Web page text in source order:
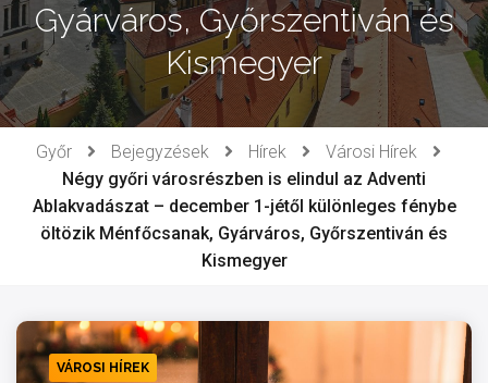
Gyárváros, Győrszentiván és
Kismegyer
Győr Bejegyzések Hírek
Városi Hírek
Négy győri városrészben is elindul az Adventi
Ablakvadászat – december 1-jétől különleges fénybe
öltözik Ménfőcsanak, Gyárváros, Győrszentiván és
Kismegyer
VÁROSI HÍREK